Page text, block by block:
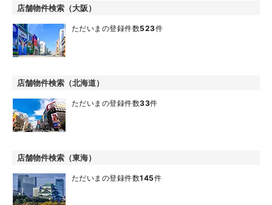
店舗物件検索（大阪）
ただいまの登録件数523件
店舗物件検索（北海道）
ただいまの登録件数33件
店舗物件検索（東海）
ただいまの登録件数145件